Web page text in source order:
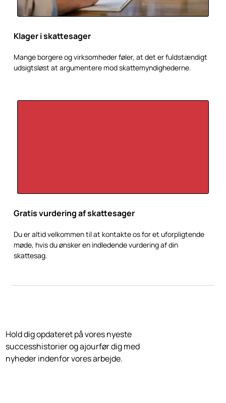
Klager i skattesager
Mange borgere og virksomheder føler, at det er fuldstændigt
udsigtsløst at argumentere mod skattemyndighederne.
Gratis vurdering af skattesager
Du er altid velkommen til at kontakte os for et uforpligtende
møde, hvis du ønsker en indledende vurdering af din
skattesag.
Hold dig opdateret på vores nyeste
successhistorier og ajourfør dig med
nyheder indenfor vores arbejde.